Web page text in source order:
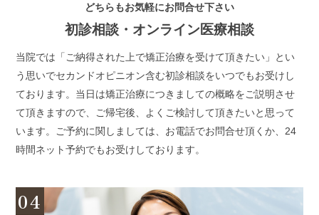
どちらもお気軽にお問合せ下さい
初診相談・オンライン医療相談
当院では「ご納得された上で矯正治療を受けて頂きたい」とい
う思いでセカンドオピニオン含む初診相談をいつでもお受けし
ております。当日は矯正治療につきましての概略をご説明させ
て頂きますので、ご帰宅後、よくご検討して頂きたいと思って
います。ご予約に関しましては、お電話でお問合せ頂くか、24
時間ネット予約でもお受けしております。
04